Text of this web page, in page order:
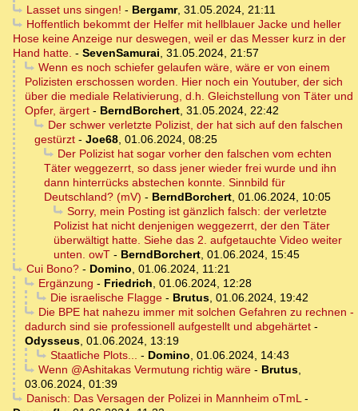
Lasset uns singen! - Bergamr, 31.05.2024, 21:11
Hoffentlich bekommt der Helfer mit hellblauer Jacke und heller
Hose keine Anzeige nur deswegen, weil er das Messer kurz in der
Hand hatte. - SevenSamurai, 31.05.2024, 21:57
Wenn es noch schiefer gelaufen wäre, wäre er von einem
Polizisten erschossen worden. Hier noch ein Youtuber, der sich
über die mediale Relativierung, d.h. Gleichstellung von Täter und
Opfer, ärgert - BerndBorchert, 31.05.2024, 22:42
Der schwer verletzte Polizist, der hat sich auf den falschen
gestürzt - Joe68, 01.06.2024, 08:25
Der Polizist hat sogar vorher den falschen vom echten
Täter weggezerrt, so dass jener wieder frei wurde und ihn
dann hinterrücks abstechen konnte. Sinnbild für
Deutschland? (mV) - BerndBorchert, 01.06.2024, 10:05
Sorry, mein Posting ist gänzlich falsch: der verletzte
Polizist hat nicht denjenigen weggezerrt, der den Täter
überwältigt hatte. Siehe das 2. aufgetauchte Video weiter
unten. owT - BerndBorchert, 01.06.2024, 15:45
Cui Bono?- Domino, 01.06.2024, 11:21
Ergänzung - Friedrich, 01.06.2024, 12:28
Die israelische Flagge- Brutus, 01.06.2024, 19:42
Die BPE hat nahezu immer mit solchen Gefahren zu rechnen -
dadurch sind sie professionell aufgestellt und abgehärtet -
Odysseus, 01.06.2024, 13:19
Staatliche Plots... - Domino, 01.06.2024, 14:43
Wenn @Ashitakas Vermutung richtig wäre- Brutus,
03.06.2024, 01:39
Danisch: Das Versagen der Polizei in Mannheim oTmL-